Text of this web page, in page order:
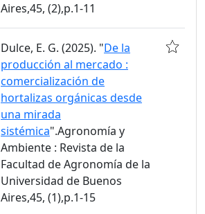
Aires,45, (2),p.1-11
Dulce, E. G. (2025). "De la
producción al mercado :
comercialización de
hortalizas orgánicas desde
una mirada
sistémica".Agronomía y
Ambiente : Revista de la
Facultad de Agronomía de la
Universidad de Buenos
Aires,45, (1),p.1-15